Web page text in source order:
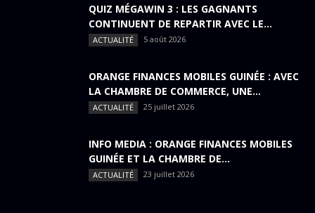
QUIZ MÉGAWIN 3 : LES GAGNANTS
CONTINUENT DE REPARTIR AVEC LE...
ACTUALITÉ 5 août 2026
ORANGE FINANCES MOBILES GUINÉE : AVEC
LA CHAMBRE DE COMMERCE, UNE...
ACTUALITÉ 25 juillet 2026
INFO MEDIA : ORANGE FINANCES MOBILES
GUINÉE ET LA CHAMBRE DE...
ACTUALITÉ 23 juillet 2026